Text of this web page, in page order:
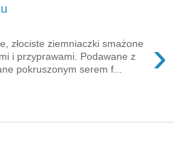
›
złociste ziemniaczki smażone
i przyprawami. Podawane z
pokruszonym serem f...